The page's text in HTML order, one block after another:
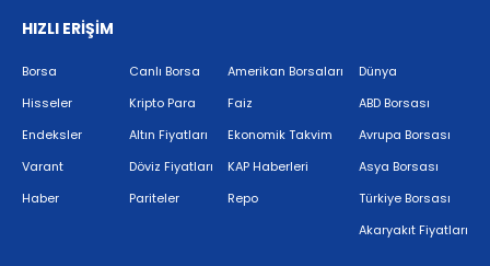
HIZLI ERİŞİM
Borsa
Hisseler
Endeksler
Varant
Haber
Canlı Borsa
Kripto Para
Altın Fiyatları
Döviz Fiyatları
Pariteler
Amerikan Borsaları
Faiz
Ekonomik Takvim
KAP Haberleri
Repo
Dünya
ABD Borsası
Avrupa Borsası
Asya Borsası
Türkiye Borsası
Akaryakıt Fiyatları